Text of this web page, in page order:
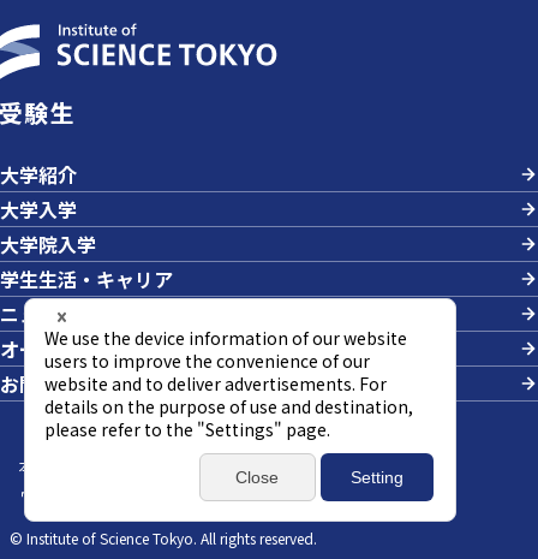
受験生
大学紹介
大学入学
大学院入学
学生生活・キャリア
ニュース＆イベント
オープンキャンパス・説明会
お問い合わせ
本サイトについて
個人情報の取り扱い
ウェブアクセシビリティ方針
© Institute of Science Tokyo. All rights reserved.